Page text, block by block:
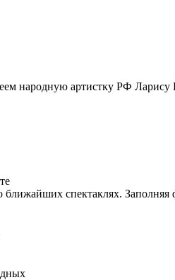
народную артистку РФ
спектаклях. Заполняя